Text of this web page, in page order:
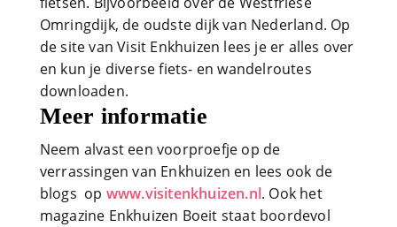
Omringdijk, de oudste dijk van Nederland. Op
de site van Visit Enkhuizen lees je er alles over
en kun je diverse fiets- en wandelroutes
downloaden.
Meer informatie
Neem alvast een voorproefje op de
verrassingen van Enkhuizen en lees ook de
blogs op www.visitenkhuizen.nl. Ook het
magazine Enkhuizen Boeit staat boordevol